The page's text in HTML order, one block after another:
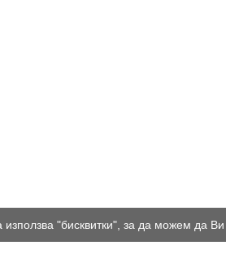
използва "бисквитки", за да можем да